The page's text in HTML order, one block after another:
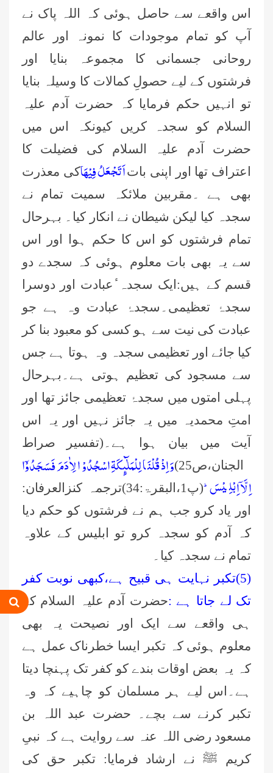
اس واقعے سے حاصل ہوئی کہ اللہ پاک نے
آپ کو تمام موجودات کا نمونہ اور عالم
روحانی جسمانی کا مجموعہ بنایا اور
فرشتوں کے لیے حصولِ کمالات کا وسیلہ بنایا
تو انہیں حکم فرمایا کہ حضرت آدم علیہ
السلام کو سجدہ کریں کیونکہ اس میں
حضرت آدم علیہ السلام کی فضیلت کا
اعتراف تھا اور اپنی باتاَتَجْعَلُ فِیْهَاکی معذرت
بھی ہے ۔مقربین ملائکہ سمیت تمام نے
سجدہ کیا لیکن شیطان نے انکار کیا۔ بہرحال
تمام فرشتوں کو اس کا حکم ہوا اور اس
سے یہ بھی بات معلوم ہوئی کہ سجدے دو
قسم کے ہیں:ایک سجدہ ٔعبادت اور دوسرا
سجدۂ تعظیمی۔سجدۂ عبادت وہ ہے جو
عبادت کی نیت سے ہو کسی کو معبود بنا کر
کیا جائے اور تعظیمی سجدہ وہ ہوتا ہے جس
سے مسجود کی تعظیم ہوتی ہے۔بہرحال
پہلی امتوں میں سجدۂ تعظیمی جائز تھا اور
امتِ محمدیہ میں یہ جائز نہیں اور یہ اس
آیت میں بیان ہوا ہے۔(تفسیر صراط
الجنان،ص25)
وَ اِذْ قُلْنَا لِلْمَلٰٓىٕكَةِ اسْجُدُوْا لِاٰدَمَ فَسَجَدُوْۤا
اِلَّاۤ اِبْلِیْسَؕ-(پ 1،
البقرۃ:34)ترجمہ کنزالعرفان:
اور یاد کرو جب ہم نے فرشتوں کو حکم دیا
کہ آدم کو سجدہ کرو تو ابلیس کے علاوہ
تمام نے سجدہ کیا۔
(
5) تکبر نہایت ہی قبیح ہے،کبھی نوبت کفر
تک لے جاتا ہے :حضرت آدم علیہ السلام کے
ہی واقعے سے ایک اور نصیحت یہ بھی
معلوم ہوئی کہ تکبر ایسا خطرناک عمل ہے
کہ یہ بعض اوقات بندے کو کفر تک پہنچا دیتا
ہے۔اس لیے ہر مسلمان کو چاہیے کہ وہ
تکبر کرنے سے بچے۔ حضرت عبد اللہ بن
مسعود رضی اللہ عنہ سے روایت ہے کہ نبیِ
کریم ﷺ نے ارشاد فرمایا: تکبر حق کی
عمر اختر (درجہ خامسہ مرکزی جامعۃ
المدینہ فیضان مدینہ ،کراچی،پاکستان)
محمد وقاص (مرکزی جامعۃ المدینہ
فیضان مدینہ،کراچی ،پاکستان)